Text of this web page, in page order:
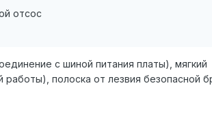
отсос
с шиной питания платы), мягкий
полоска от лезвия безопасной